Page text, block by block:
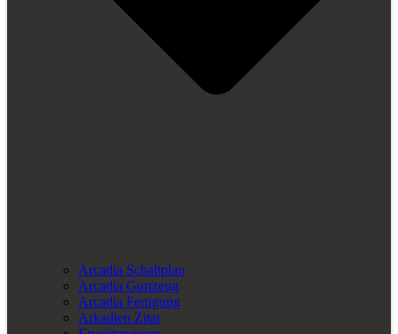
Arcadia Schaltplan
Arcadia Gurtzeug
Arcadia Fertigung
Arkadien Zitat